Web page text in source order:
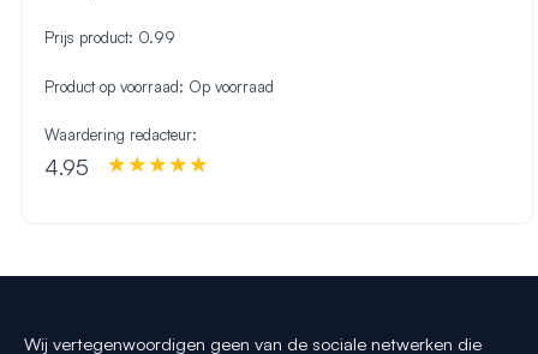
Prijs product: 0.99
Product op voorraad: Op voorraad
Waardering redacteur:
4.95
Wij vertegenwoordigen geen van de sociale netwerken die